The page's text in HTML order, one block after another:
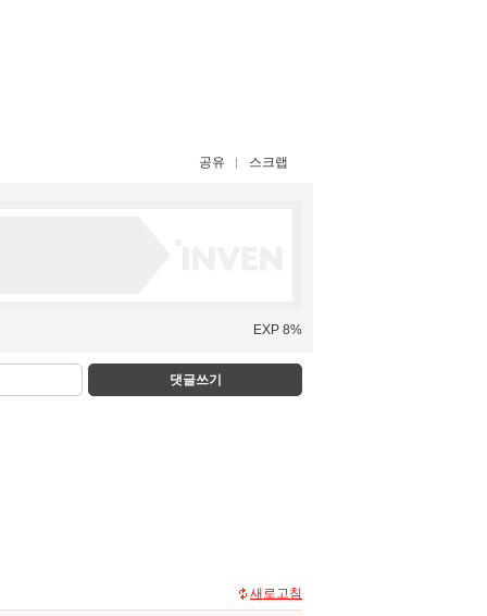
공유 스크랩
EXP 8%
댓글쓰기
새로고침